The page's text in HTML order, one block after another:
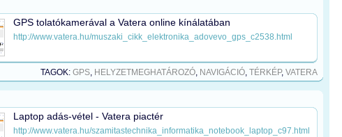
GPS tolatókamerával a Vatera online kínálatában
http://www.vatera.hu/muszaki_cikk_elektronika_adovevo_gps_c2538.html
TAGOK: GPS, HELYZETMEGHATÁROZÓ, NAVIGÁCIÓ, TÉRKÉP, VATERA
Laptop adás-vétel - Vatera piactér
http://www.vatera.hu/szamitastechnika_informatika_notebook_laptop_c97.html